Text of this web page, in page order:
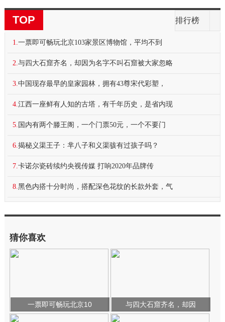
TOP 排行榜
1. 一票即可畅玩北京103家景区博物馆，平均不到
2. 与四大石窟齐名，却因为名字不叫石窟被大家忽略
3. 中国现存最早的皇家园林，拥有43尊宋代彩塑，
4. 江西一座鲜有人知的古塔，有千年历史，是省内现
5. 国内有两个滕王阁，一个门票50元，一个不要门
6. 揭秘义渠王子：芈八子和义渠骇有过孩子吗？
7. 卡诺尔瓷砖续约央视传媒 打响2020年品牌传
8. 黑色内搭十分时尚，搭配深色花纹的长款外套，气
猜你喜欢
一票即可畅玩北京10 与四大石窟齐名，却因